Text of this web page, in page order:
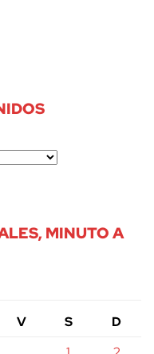
MINUTO A
V S
D